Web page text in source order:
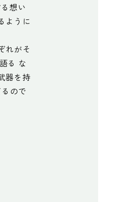
想い
ように
れがそ
る な
器を持
ので